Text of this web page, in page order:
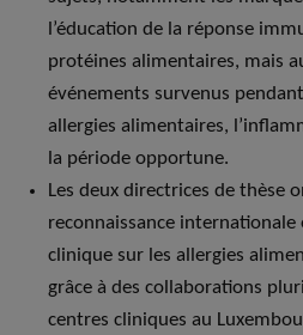
l’éducation de la réponse
protéines alimentaires, mais
événements survenus
allergies alimentaires,
la période opportune.
Les deux directrices de thèse
reconnaissance internationale
clinique sur les allergies
grâce à des collaborations
centres cliniques au